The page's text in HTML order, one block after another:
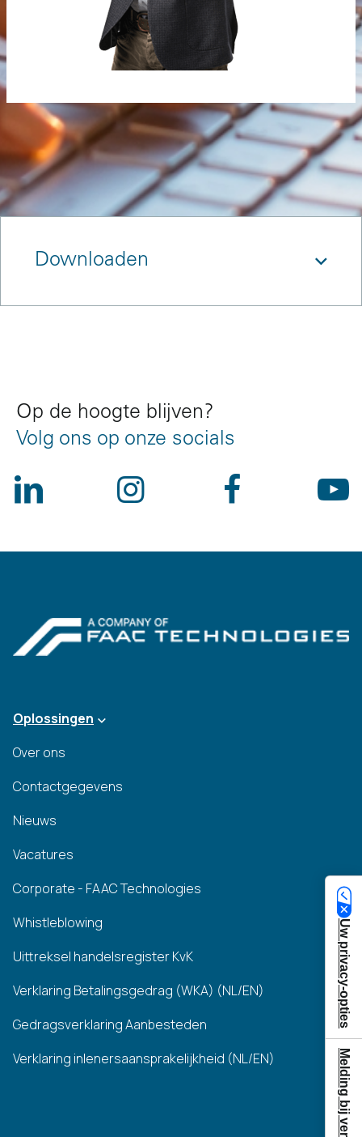
Downloaden
Op de hoogte blijven?
Volg ons op onze socials
Oplossingen
Over ons
Contactgegevens
Nieuws
Vacatures
Corporate - FAAC Technologies
Whistleblowing
Uittreksel handelsregister KvK
Verklaring Betalingsgedrag (WKA) (NL/EN)
Gedragsverklaring Aanbesteden
Verklaring inlenersaansprakelijkheid (NL/EN)
Uw privacy-opties